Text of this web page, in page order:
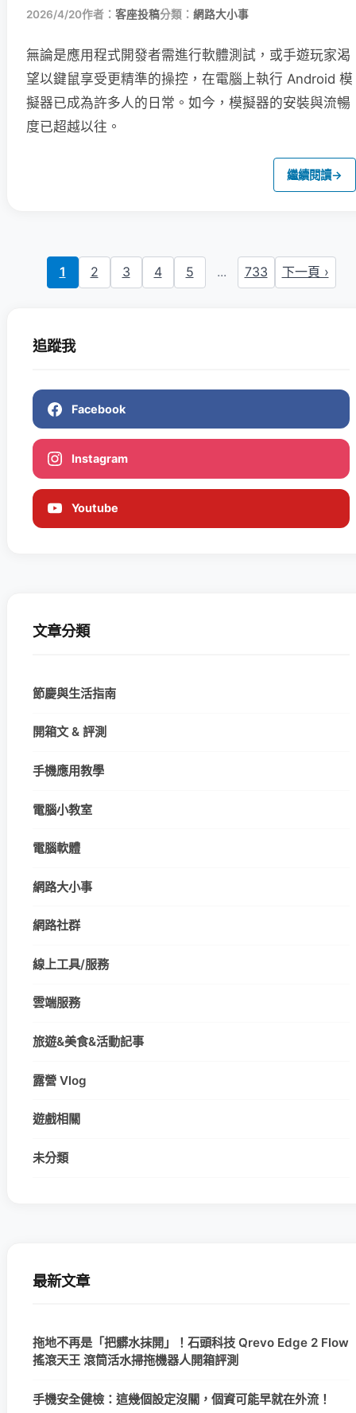
2026/4/20作者： 客座投稿分類： 網路大小事
無論是應用程式開發者需進行軟體測試，或手遊玩家渴
望以鍵鼠享受更精準的操控，在電腦上執行 Android 模
擬器已成為許多人的日常。如今，模擬器的安裝與流暢
度已超越以往。
繼續閱讀→
1 2 3 4 5 ... 733 下一頁 ›
追蹤我
Facebook
Instagram
Youtube
文章分類
節慶與生活指南
開箱文 & 評測
手機應用教學
電腦小教室
電腦軟體
網路大小事
網路社群
線上工具/服務
雲端服務
旅遊&美食&活動記事
露營 Vlog
遊戲相關
未分類
最新文章
拖地不再是「把髒水抹開」！石頭科技 Qrevo Edge 2 Flow
搖滾天王 滾筒活水掃拖機器人開箱評測
手機安全健檢：這幾個設定沒關，個資可能早就在外流！